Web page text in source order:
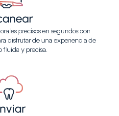
precisos en segundos con
disfrutar de una experiencia de
fluida y precisa.